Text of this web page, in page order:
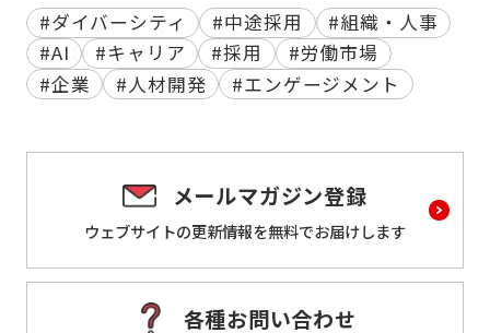
#ダイバーシティ #中途採用
#組織・人事
#AI
#キャリア #採用
#労働市場
#企業
#人材開発 #エンゲージメント
メールマガジン登録
ウェブサイトの更新情報を無料でお届けします
各種お問い合わせ